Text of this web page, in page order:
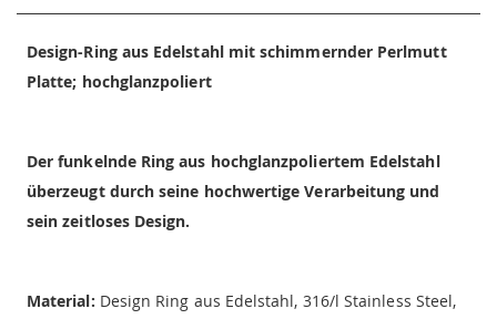
Design-Ring aus Edelstahl mit schimmernder Perlmutt
Platte; hochglanzpoliert
Der funkelnde Ring aus hochglanzpoliertem Edelstahl
überzeugt durch seine hochwertige Verarbeitung und
sein zeitloses Design.
Material: Design Ring aus Edelstahl, 316/l Stainless Steel,